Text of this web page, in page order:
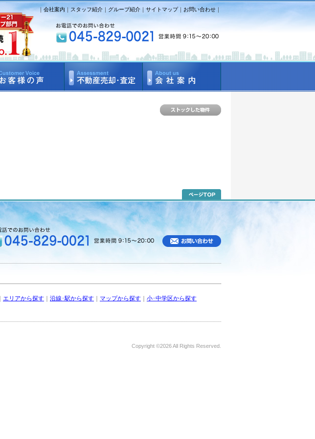
｜会社案内 ｜スタッフ紹介 ｜ グループ紹介 ｜ サイトマップ｜ お問い合わせ ｜
エリアから探す 沿線･駅から探す マップから探す
小･中学区から探す
Copyright ©2026 All Rights Reserved.